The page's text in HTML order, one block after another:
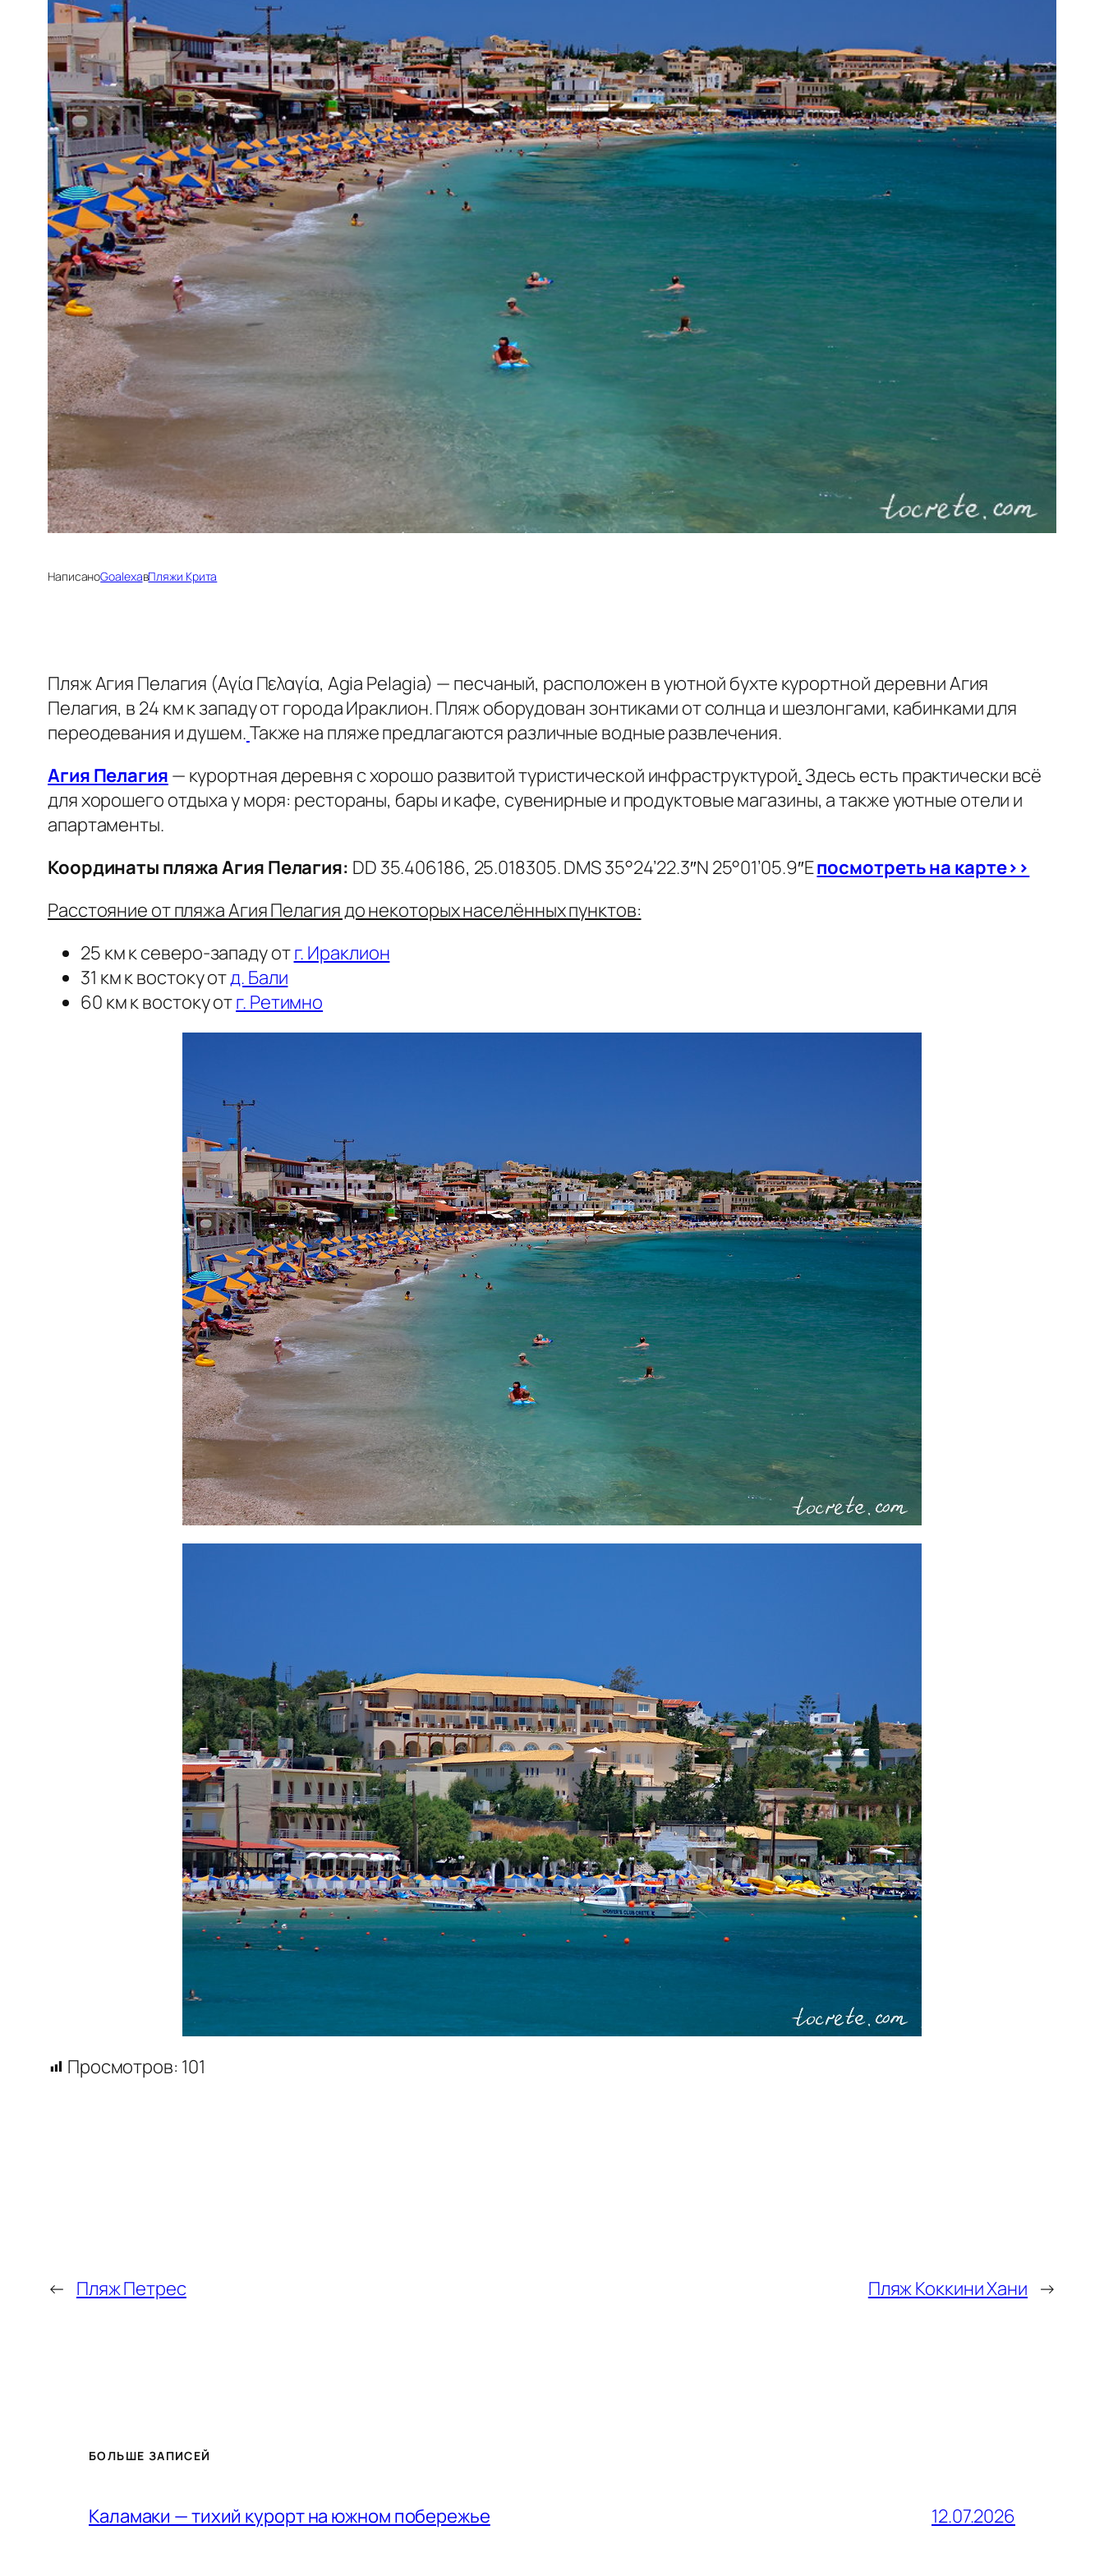
НаписаноGoalexaвПляжи Крита
Пляж Агия Пелагия (Αγία Πελαγία, Agia Pelagia) — песчаный, расположен в уютной бухте курортной деревни Агия
Пелагия, в 24 км к западу от города Ираклион. Пляж оборудован зонтиками от солнца и шезлонгами, кабинками для
переодевания и душем.Также на пляже предлагаются различные водные развлечения.
Агия Пелагия — курортная деревня с хорошо развитой туристической инфраструктурой. Здесь есть практически всё
для хорошего отдыха у моря: рестораны, бары и кафе, сувенирные и продуктовые магазины, а также уютные отели и
апартаменты.
Координаты пляжа Агия Пелагия: DD 35.406186, 25.018305. DMS 35°24’22.3″N 25°01’05.9″Eпосмотреть на карте>>
Расстояние от пляжа Агия Пелагия до некоторых населённых пунктов:
25 км к северо-западу отг. Ираклион
31 км к востоку отд. Бали
60 км к востоку отг. Ретимно
Просмотров: 101
← Пляж Петрес Пляж Коккини Хани →
БОЛЬШЕ ЗАПИСЕЙ
Каламаки — тихий курорт на южном побережье 12.07.2026